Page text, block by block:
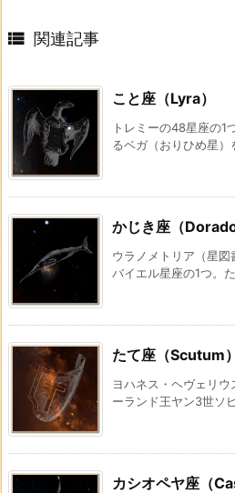
 関連記事
こと座（Lyra）
トレミーの48星座の1
るベガ（おりひめ星）
かじき座（Dorado
ウラノメトリア（星
バイエル星座の1つ。
たて座（Scutum）
ヨハネス・ヘヴェリ
ーランド王ヤン3世ソ
カシオペヤ座（